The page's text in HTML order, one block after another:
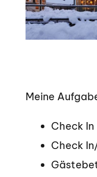
Meine
Check In
Check